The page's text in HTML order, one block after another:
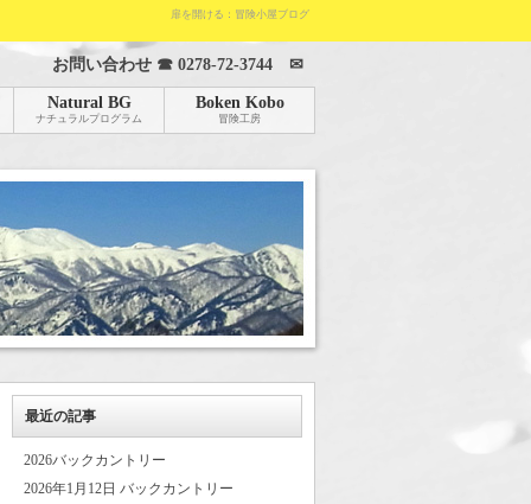
扉を開ける：冒険小屋ブログ
お問い合わせ ☎ 0278-72-3744 ✉
Natural BG
ナチュラルプログラム
Boken Kobo
冒険工房
最近の記事
2026バックカントリー
2026年1月12日 バックカントリー